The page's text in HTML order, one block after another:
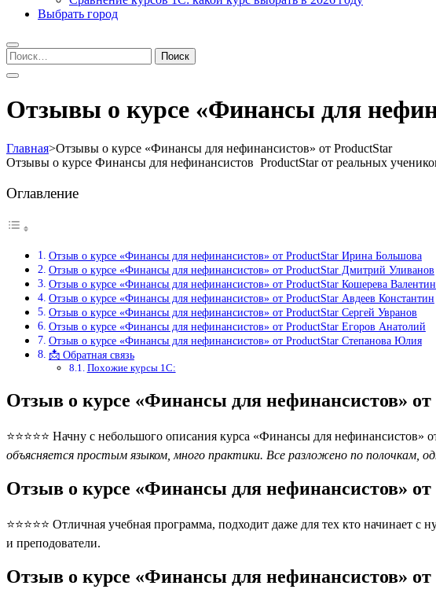
Выбрать город
Найти:
Отзывы о курсе «Финансы для
Главная>Отзывы о курсе «Финансы для нефинансистов» от ProductStar
Отзывы о курсе Финансы для нефинансистов ProductStar от реальных
Оглавление
Отзыв о курсе «Финансы для нефинансистов» от ProductStar Ирина Большова
Отзыв о курсе «Финансы для нефинансистов» от ProductStar Дмитрий Уливанов
Отзыв о курсе «Финансы для нефинансистов» от ProductStar Кошерева
Отзыв о курсе «Финансы для нефинансистов» от ProductStar Авдеев Константин
Отзыв о курсе «Финансы для нефинансистов» от ProductStar Сергей Увранов
Отзыв о курсе «Финансы для нефинансистов» от ProductStar Егоров Анатолий
Отзыв о курсе «Финансы для нефинансистов» от ProductStar Степанова Юлия
📩 Обратная связь
Похожие курсы 1С:
Отзыв о курсе «Финансы для нефинансистов»
⭐⭐⭐⭐⭐ Начну с небольшого описания курса «Финансы для
объясняется простым языком, много практики. Все разложено по полочкам,
Отзыв о курсе «Финансы для нефинансистов»
⭐⭐⭐⭐⭐ Отличная учебная программа, подходит даже для тех кто
и преподователи.
Отзыв о курсе «Финансы для нефинансистов»